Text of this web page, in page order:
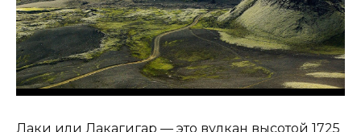
Лаки или Лакагигар — это вулкан высотой 1725